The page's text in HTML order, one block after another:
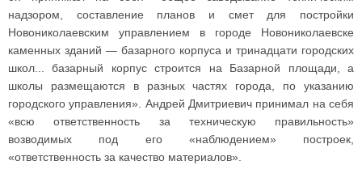
надзором, составление планов и смет для постройки
Новониколаевским управлением в городе Новониколаевске
каменных зданий — базарного корпуса и тринадцати городских
школ... базарный корпус строится на Базарной площади, а
школы размещаются в разных частях города, по указанию
городского управления». Андрей Дмитриевич принимал на себя
«всю ответственность за техническую правильность»
возводимых под его «наблюдением» построек,
«ответственность за качество материалов».